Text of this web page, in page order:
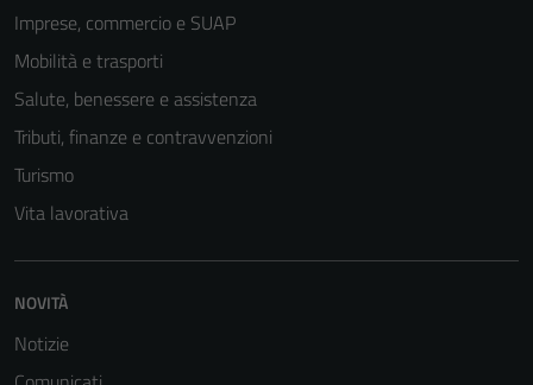
Imprese, commercio e SUAP
Mobilità e trasporti
Salute, benessere e assistenza
Tributi, finanze e contravvenzioni
Turismo
Vita lavorativa
NOVITÀ
Notizie